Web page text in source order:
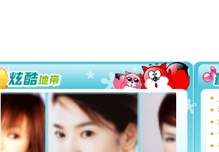
[圣诞节]
你太多
要平安！
[圣诞节]
能正大
都要快乐
[圣诞节]
如意,快